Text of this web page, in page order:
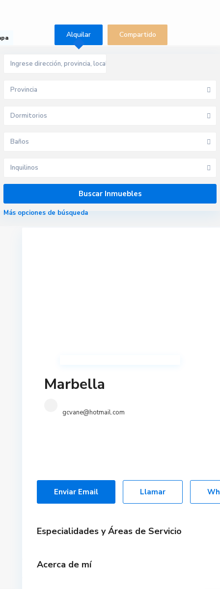
Alquilar Compartido
Provincia
Dormitorios
Baños
Inquilinos
Más opciones de búsqueda
Marbella
gcvane@hotmail.com
Enviar Email Llamar
Especialidades y Áreas de Servicio
Acerca de mí